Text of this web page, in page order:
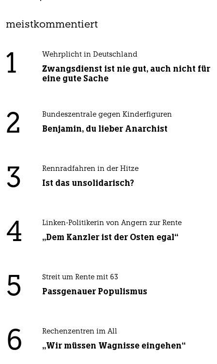
meistkommentiert
1 Wehrplicht in Deutschland
Zwangsdienst ist nie gut, auch nicht für
eine gute Sache
2 Bundeszentrale gegen Kinderfiguren
Benjamin, du lieber Anarchist
3 Rennradfahren in der Hitze
Ist das unsolidarisch?
4 Linken-Politikerin von Angern zur Rente
„Dem Kanzler ist der Osten egal“
5 Streit um Rente mit 63
Passgenauer Populismus
6 Rechenzentren im All
„Wir müssen Wagnisse eingehen“